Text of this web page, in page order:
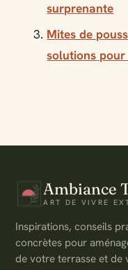
surprenante
Mites de
solutions
Ambiance
ART DE VIVRE
Inspirations, conseils
concrètes pour
de votre terrasse et de